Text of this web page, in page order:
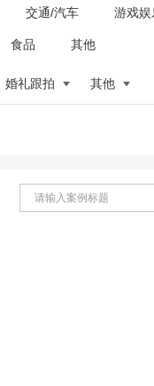
交通/汽车 游戏娱
食品 其他
婚礼跟拍 其他